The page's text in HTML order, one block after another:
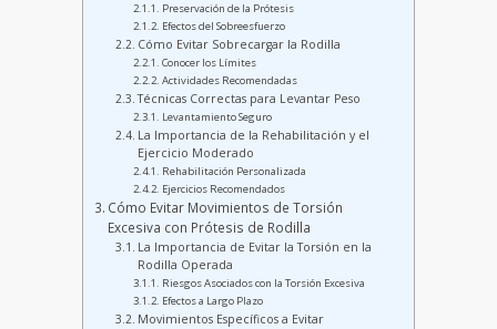
Preservación de la Prótesis
Efectos del Sobreesfuerzo
Cómo Evitar Sobrecargar la Rodilla
Conocer los Límites
Actividades Recomendadas
Técnicas Correctas para Levantar Peso
Levantamiento Seguro
La Importancia de la Rehabilitación y el
Ejercicio Moderado
Rehabilitación Personalizada
Ejercicios Recomendados
Cómo Evitar Movimientos de Torsión
Excesiva con Prótesis de Rodilla
La Importancia de Evitar la Torsión en la
Rodilla Operada
Riesgos Asociados con la Torsión Excesiva
Efectos a Largo Plazo
Movimientos Específicos a Evitar